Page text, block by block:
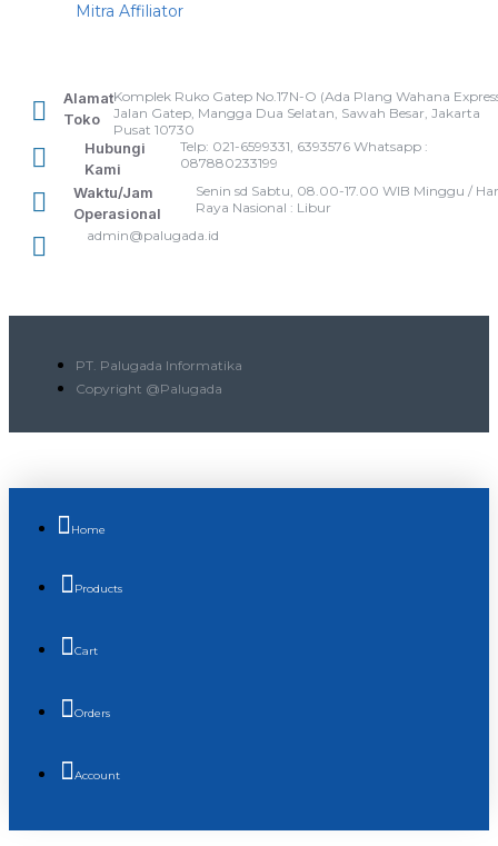
Mitra Affiliator
Alamat
Toko
Komplek Ruko Gatep No.17N-O (Ada Plang Wahana
Jalan Gatep, Mangga Dua Selatan, Sawah Besar, Jakarta
Pusat 10730
Hubungi
Kami
Telp: 021-6599331, 6393576 Whatsapp :
087880233199
Waktu/Jam
Operasional
Senin sd Sabtu, 08.00-17.00 WIB Minggu /
Raya Nasional : Libur
admin@palugada.id
PT. Palugada Informatika
Copyright @Palugada
Home
Products
Cart
Orders
Account